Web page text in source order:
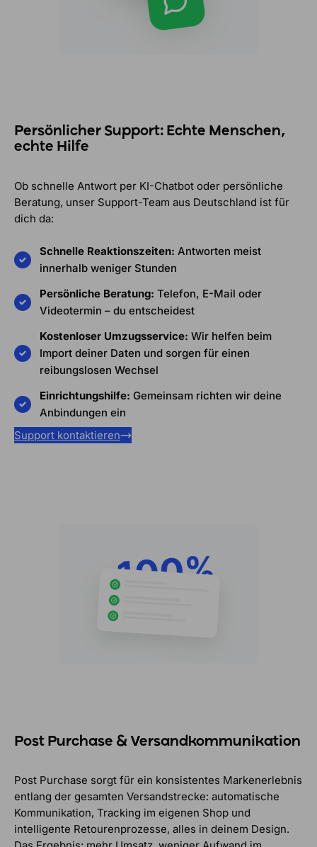
Persönlicher Support: Echte Menschen,
echte Hilfe
Ob schnelle Antwort per KI-Chatbot oder persönliche
Beratung, unser Support-Team aus Deutschland ist für
dich da:
Schnelle Reaktionszeiten: Antworten meist
innerhalb weniger Stunden
Persönliche Beratung: Telefon, E-Mail oder
Videotermin – du entscheidest
Kostenloser Umzugsservice: Wir helfen beim
Import deiner Daten und sorgen für einen
reibungslosen Wechsel
Einrichtungshilfe: Gemeinsam richten wir deine
Anbindungen ein
Support kontaktieren
Post Purchase & Versandkommunikation
Post Purchase sorgt für ein konsistentes Markenerlebnis
entlang der gesamten Versandstrecke: automatische
Kommunikation, Tracking im eigenen Shop und
intelligente Retourenprozesse, alles in deinem Design.